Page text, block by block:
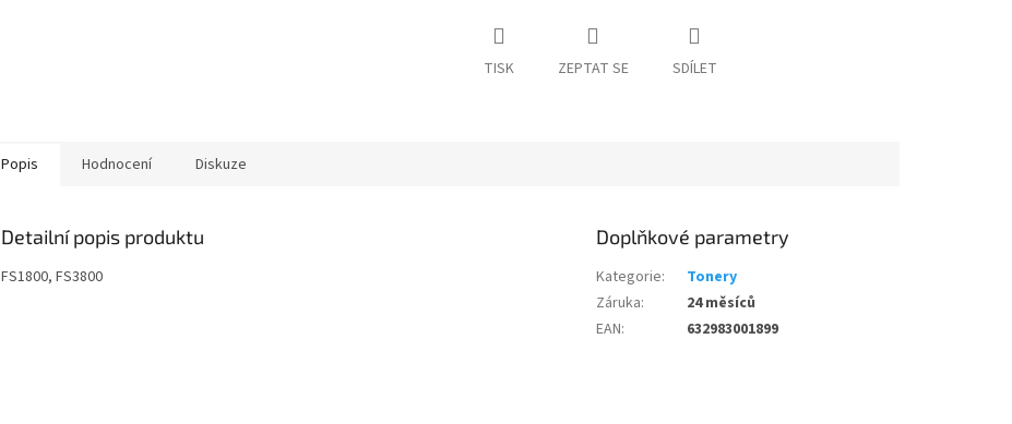
TISK ZEPTAT SE SDÍLET
Popis Hodnocení Diskuze
Detailní popis produktu
FS1800, FS3800
Doplňkové parametry
Kategorie:
Tonery
Záruka:
24 měsíců
EAN: 632983001899